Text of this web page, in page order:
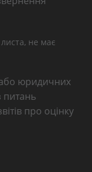
не має
юридичних
питань
про оцінку